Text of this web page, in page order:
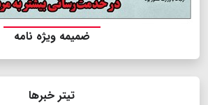
ضمیمه ویژه نامه
تیتر خبرها